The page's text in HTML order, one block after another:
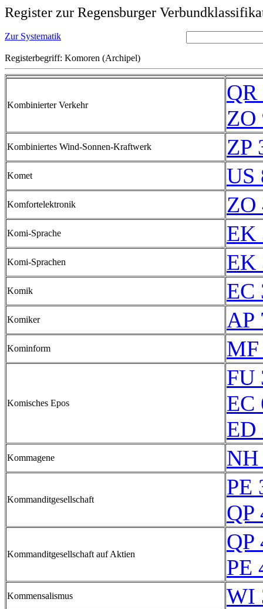
Register zur Regensburger
Zur Systematik
Registerbegriff: Komoren (Archipel)
Kombinierter Verkehr
QR
ZO
Kombiniertes Wind-Sonnen-Kraftwerk ZP
Komet US
Komfortelektronik ZO
Komi-Sprache EK
Komi-Sprachen EK
Komik EC
Komiker AP
Kominform MF
Komisches Epos
FU
EC
ED
Kommagene NH
Kommanditgesellschaft
PE
QP
Kommanditgesellschaft auf Aktien
QP
PE
Kommensalismus WI